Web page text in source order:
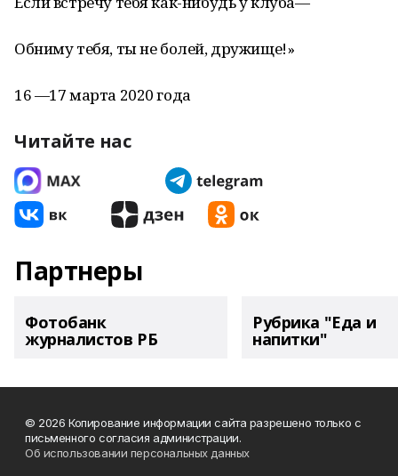
Обниму тебя, ты не болей, дружище!»
16 —17 марта 2020 года
Читайте нас
Партнеры
Фотобанк
журналистов РБ
Рубрика "Еда и
напитки"
© 2026 Копирование информации сайта разрешено только с
письменного согласия администрации.
Об использовании персональных данных